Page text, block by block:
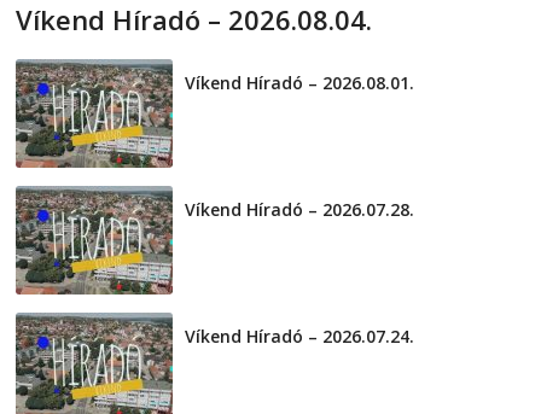
Víkend Híradó – 2026.08.04.
Víkend Híradó – 2026.08.01.
Víkend Híradó – 2026.07.28.
Víkend Híradó – 2026.07.24.